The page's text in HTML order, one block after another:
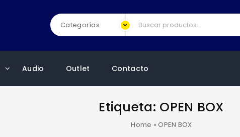
Audio Outlet Contacto
Etiqueta: OPEN BOX
Home » OPEN BOX